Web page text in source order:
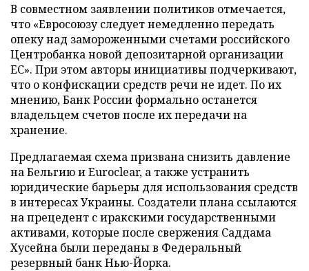
В совместном заявлении политиков отмечается,
что «Евросоюзу следует немедленно передать
опеку над замороженными счетами российского
Центробанка новой депозитарной организации
ЕС». При этом авторы инициативы подчеркивают,
что о конфискации средств речи не идет. По их
мнению, Банк России формально останется
владельцем счетов после их передачи на
хранение.
Предлагаемая схема призвана снизить давление
на Бельгию и Euroclear, а также устранить
юридические барьеры для использования средств
в интересах Украины. Создатели плана ссылаются
на прецедент с иракскими государственными
активами, которые после свержения Саддама
Хусейна были переданы в Федеральный
резервный банк Нью-Йорка.